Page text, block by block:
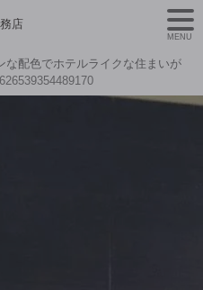
店
な配色でホテルライクな住まいが
MENU